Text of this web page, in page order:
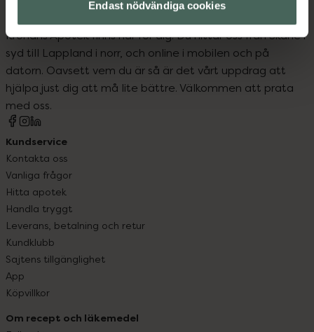
Endast nödvändiga cookies
Kronans Apotek finns här för dig. Du hittar oss från Skåne i
syd till Lappland i norr, och online i mobilen och på
datorn. Oavsett vem du är så är det vårt uppdrag att
hjälpa just dig att må lite bättre. Välkommen att prata
med oss.
Kundservice
Kontakta oss
Vanliga frågor
Hitta apotek
Handla tryggt
Leverans, betalning och retur
Kundklubb
Sajtens tillgänglighet
App
Köpvillkor
Om recept och läkemedel